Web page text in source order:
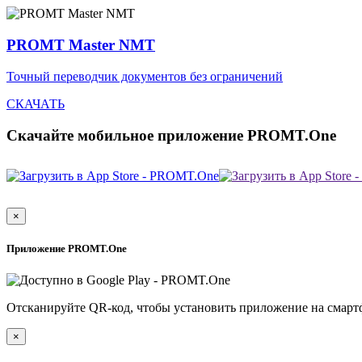
PROMT Master NMT
Точный переводчик документов без ограничений
СКАЧАТЬ
Скачайте мобильное приложение PROMT.One
×
Приложение PROMT.One
Отсканируйте QR-код, чтобы установить приложение на
×